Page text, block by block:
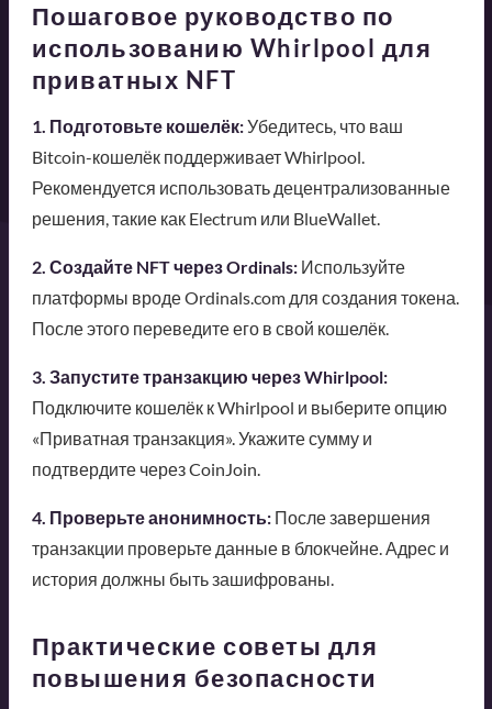
Пошаговое руководство по
использованию Whirlpool для
приватных NFT
1. Подготовьте кошелёк:Убедитесь, что ваш
Bitcoin-кошелёк поддерживает Whirlpool.
Рекомендуется использовать децентрализованные
решения, такие как Electrum или BlueWallet.
2. Создайте NFT через Ordinals:Используйте
платформы вроде Ordinals.com для создания токена.
После этого переведите его в свой кошелёк.
3. Запустите транзакцию через Whirlpool:
Подключите кошелёк к Whirlpool и выберите опцию
«Приватная транзакция». Укажите сумму и
подтвердите через CoinJoin.
4. Проверьте анонимность:После завершения
транзакции проверьте данные в блокчейне. Адрес и
история должны быть зашифрованы.
Практические советы для
повышения безопасности